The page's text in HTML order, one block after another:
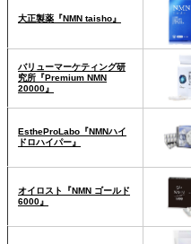
大正製薬『NMN taisho』
バリューマーケティング研
究所『Premium NMN
20000』
EstheProLabo『NMNハイ
ドロハイパー』
オイロスト『NMN ゴールド
6000』